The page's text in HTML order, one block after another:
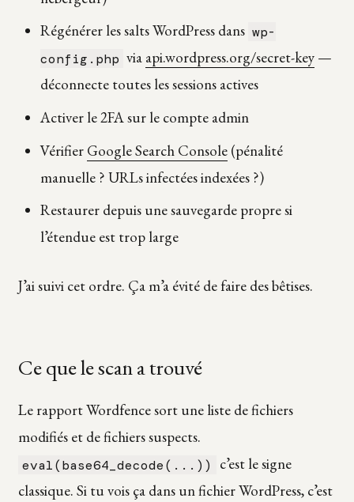
Régénérer les salts WordPress dans wp-
config.php via api.wordpress.org/secret-key —
déconnecte toutes les sessions actives
Activer le 2FA sur le compte admin
Vérifier Google Search Console(pénalité
manuelle ? URLs infectées indexées ?)
Restaurer depuis une sauvegarde propre si
l’étendue est trop large
J’ai suivi cet ordre. Ça m’a évité de faire des bêtises.
Ce que le scan a trouvé
Le rapport Wordfence sort une liste de fichiers
modifiés et de fichiers suspects.
eval(base64_decode(...))
c’est le signe
classique. Si tu vois ça dans un fichier WordPress, c’est